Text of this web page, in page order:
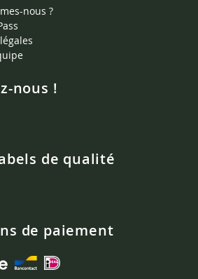
nous ?
nous !
de qualité
de paiement